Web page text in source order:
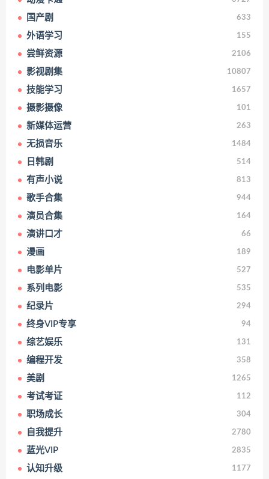
国产剧 633
外语学习 155
尝鲜资源 2106
影视剧集 10807
技能学习 1657
摄影摄像 101
新媒体运营 263
无损音乐 1484
日韩剧 514
有声小说 813
歌手合集 944
演员合集 164
演讲口才 66
漫画 189
电影单片 527
系列电影 535
纪录片 294
终身VIP专享 94
综艺娱乐 131
编程开发 358
美剧 1265
考试考证 112
职场成长 304
自我提升 2780
蓝光VIP 2835
认知升级 1177